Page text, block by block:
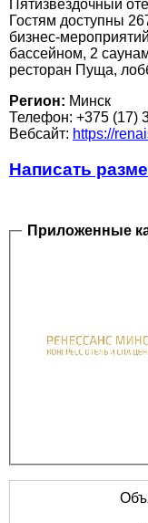
Пятизвездочный
Гостям доступны
бизнес-
бассейном, 2
ресторан Пуща,
Регион: Минск
Телефон: +375 (17)
Вебсайт: https://
Написать
Приложенные